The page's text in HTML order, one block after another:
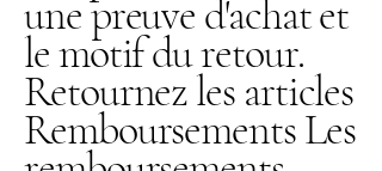
une preuve d'achat et
le motif du retour.
Retournez les articles
Remboursements Les